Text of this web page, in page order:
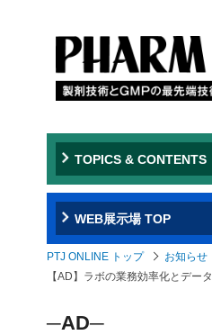
TOPICS & CONTENTS
WEB展示場 TOP
PTJ ONLINE トップ
お知らせ
【AD】ラボの業務効率化とデ
─AD─